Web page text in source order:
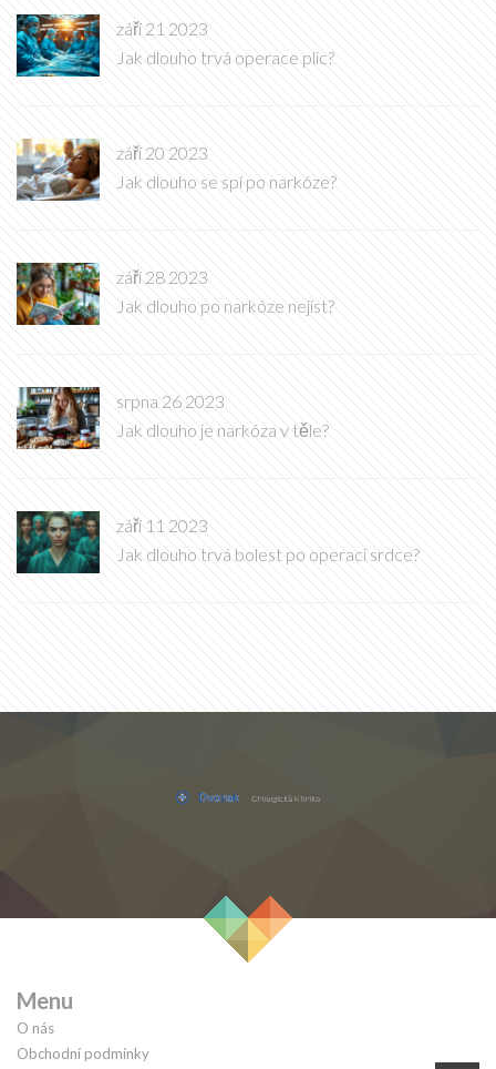
září 21 2023
Jak dlouho trvá operace plic?
září 20 2023
Jak dlouho se spí po narkóze?
září 28 2023
Jak dlouho po narkóze nejíst?
srpna 26 2023
Jak dlouho je narkóza v těle?
září 11 2023
Jak dlouho trvá bolest po operaci srdce?
Menu
O nás
Obchodní podmínky